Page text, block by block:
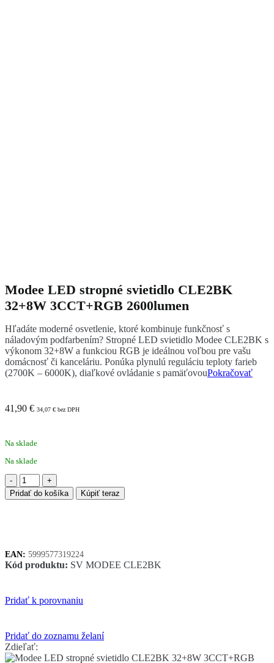
Modee LED stropné svietidlo CLE2BK
32+8W 3CCT+RGB 2600lumen
Hľadáte moderné osvetlenie, ktoré kombinuje funkčnosť s
náladovým podfarbením? Stropné LED svietidlo Modee CLE2BK s
výkonom 32+8W a funkciou RGB je ideálnou voľbou pre vašu
domácnosť či kanceláriu. Ponúka plynulú reguláciu teploty farieb
(2700K – 6000K), diaľkové ovládanie s pamäťovouPokračovať
41,90 € 34,07 € bez DPH
Na sklade
Na sklade
množstvo
Modee
LED
3CCT+RGB
2600lumen
Pridať do košíka Kúpiť teraz
EAN: 5999577319224
Kód produktu: SV MODEE CLE2BK
Pridať k porovnaniu
Pridať do zoznamu želaní
Zdieľať: